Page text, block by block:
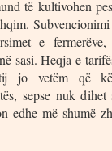
të kultivohen
e
sasi. Heqja e
jo vetëm që
sepse nuk
edhe më shumë